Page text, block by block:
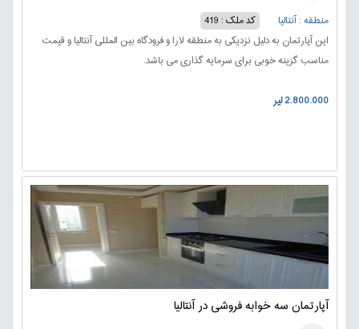
منطقه : آنتالیا
کد ملک : 419
این آپارتمان به دلیل نزدیکی به منطقه لارا و فرودگاه بین المللی آنتالیا و قیمت
مناسب گزینه خوبی برای سرمایه گذاری می باشد.
2.800.000 لیر
آپارتمان سه خوابه فروشی در آنتالیا